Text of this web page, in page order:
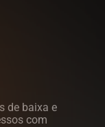
de baixa e
com